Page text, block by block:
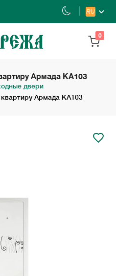
RU
0
Армада KA103
двери
Армада KA103